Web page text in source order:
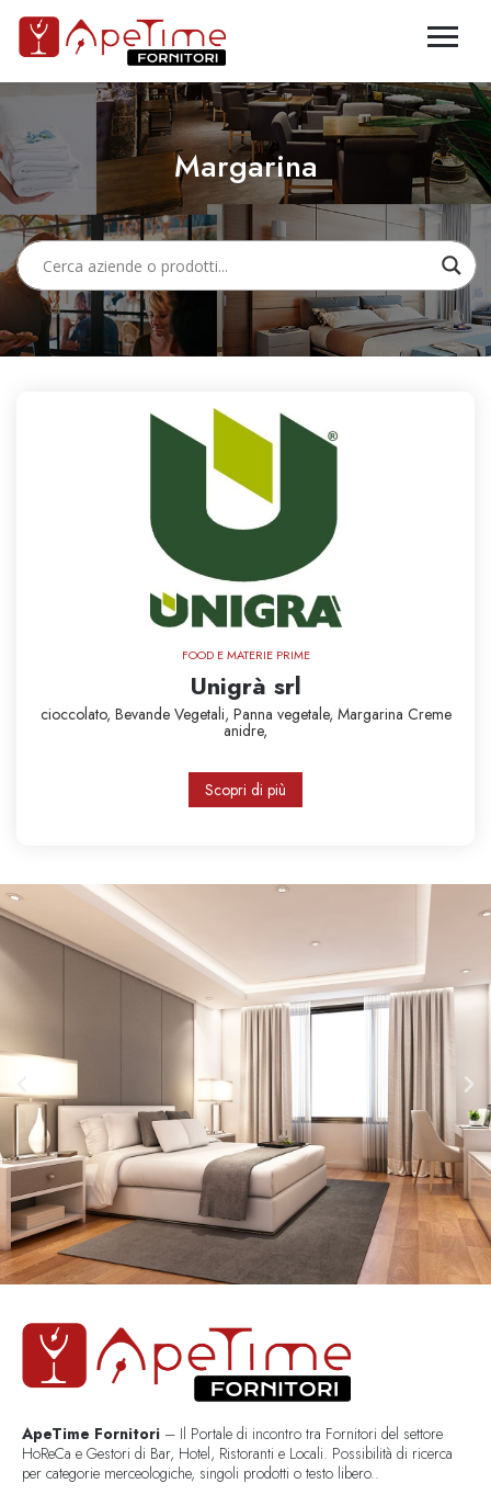
Margarina
FOOD E MATERIE PRIME
Unigrà srl
cioccolato, Bevande Vegetali, Panna vegetale, Margarina Creme
anidre,
Scopri di più
ApeTime Fornitori – Il Portale di incontro tra Fornitori del settore
HoReCa e Gestori di Bar, Hotel, Ristoranti e Locali. Possibilità di ricerca
per categorie merceologiche, singoli prodotti o testo libero..